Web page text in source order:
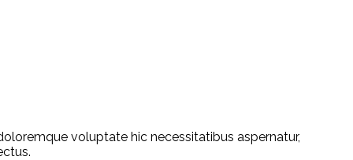
voluptate hic necessitatibus aspernatur,